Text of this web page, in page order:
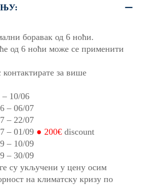
боравак од 6 ноћи.
од 6 ноћи може се применити
за више
– 10/06
– 06/07
– 22/07
– 01/09 ● 200€ discount
– 10/09
– 30/09
су укључени у цену осим
на климатску кризу по